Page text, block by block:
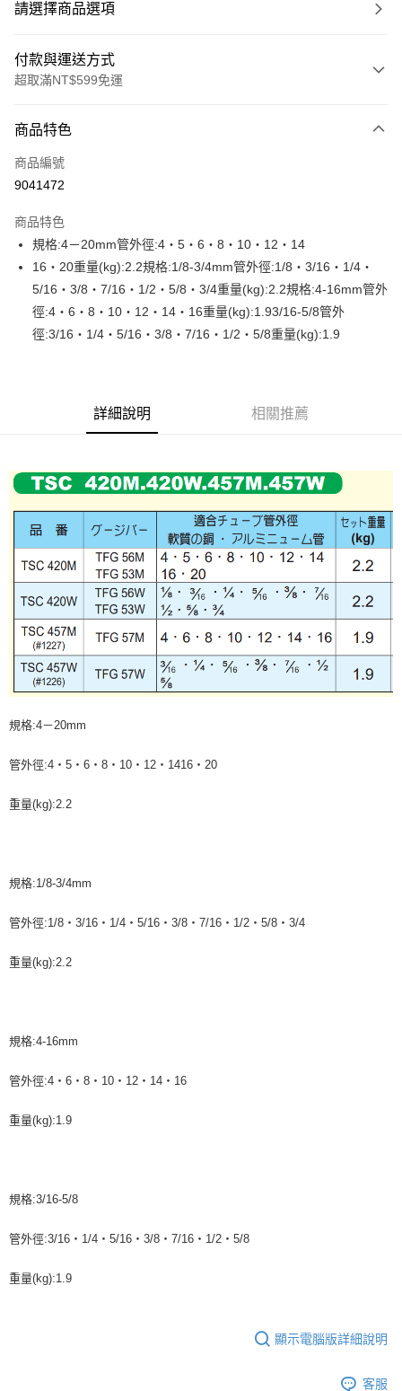
請選擇商品選項
付款與運送方式
超取滿NT$599免運
信用卡一次付款
超商取貨付款
運送方式
全家取貨付款
每筆NT$60，滿NT$599(含以上)免運費
付款後全家取貨
每筆NT$60，滿NT$599(含以上)免運費
付款後7-11取貨
宅配
商品特色
商品編號
9041472
商品特色
規格:4－20mm管外徑:4‧5‧6‧8‧10‧12‧14
16‧20重量(kg):2.2規格:1/8-3/4mm管外徑:1/8‧3/16‧1/4‧
5/16‧3/8‧7/16‧1/2‧5/8‧3/4重量(kg):2.2規格:4-16mm管外
徑:4‧6‧8‧10‧12‧14‧16重量(kg):1.93/16-5/8管外
徑:3/16‧1/4‧5/16‧3/8‧7/16‧1/2‧5/8重量(kg):1.9
詳細說明 相關推薦
規格:4－20mm
管外徑:4‧5‧6‧8‧10‧12‧1416‧20
重量(kg):2.2
規格:1/8-3/4mm
管外徑:1/8‧3/16‧1/4‧5/16‧3/8‧7/16‧1/2‧5/8‧3/4
重量(kg):2.2
規格:4-16mm
管外徑:4‧6‧8‧10‧12‧14‧16
重量(kg):1.9
規格:3/16-5/8
管外徑:3/16‧1/4‧5/16‧3/8‧7/16‧1/2‧5/8
重量(kg):1.9
顯示電腦版詳細說明
客服